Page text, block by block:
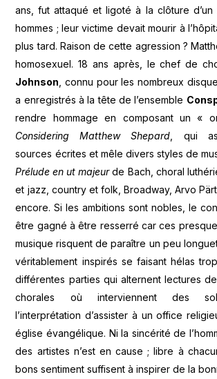
ans, fut attaqué et ligoté à la clôture
hommes ; leur victime devait mourir à
plus tard. Raison de cette agression ?
homosexuel. 18 ans après, le chef de
Johnson , connu pour les nombreux
a enregistrés à la tête de l’ensemble
rendre hommage en composant un «
Considering Matthew Shepard , qui
sources écrites et mêle divers styles de
Prélude en ut majeurde Bach, choral
et jazz, country et folk, Broadway, Arvo
encore. Si les ambitions sont nobles, le
être gagné à être resserré car ces
musique risquent de paraître un peu
véritablement inspirés se faisant hélas
différentes parties qui alternent lectures
chorales où interviennent des
l’interprétation d’assister à un office
église évangélique. Ni la sincérité de
des artistes n’est en cause ; libre à
bons sentiment suffisent à inspirer de la